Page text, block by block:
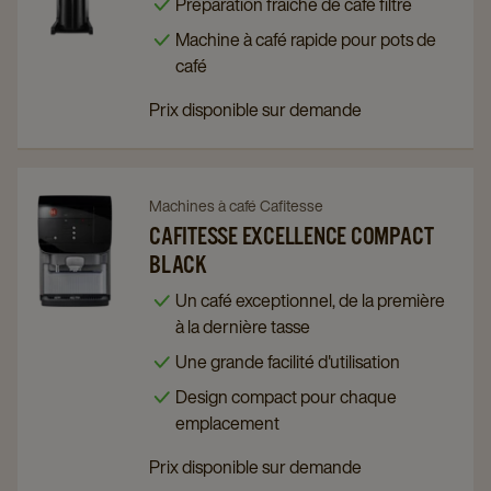
details
details
page
Machine à café rapide pour pots de
café
Prix disponible sur demande
Navigate
Cafitesse
Excellence
Navigate
to
Cafitesse
Excellence
Compact
Black
details
page
Machines à café Cafitesse
CAFITESSE EXCELLENCE COMPACT
BLACK
Un café exceptionnel, de la première
à la dernière tasse
Une grande facilité d'utilisation
Design compact pour chaque
emplacement
Prix disponible sur demande